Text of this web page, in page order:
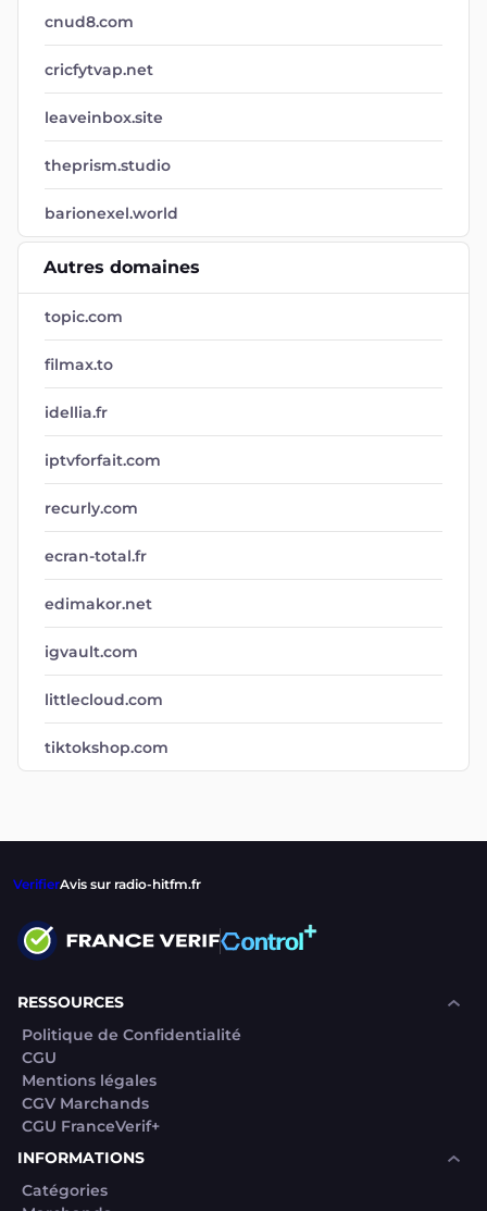
cnud8.com
cricfytvap.net
leaveinbox.site
theprism.studio
barionexel.world
Autres domaines
topic.com
filmax.to
idellia.fr
iptvforfait.com
recurly.com
ecran-total.fr
edimakor.net
igvault.com
littlecloud.com
tiktokshop.com
VerifierAvis sur radio-hitfm.fr
RESSOURCES
Politique de Confidentialité
CGU
Mentions légales
CGV Marchands
CGU FranceVerif+
INFORMATIONS
Catégories